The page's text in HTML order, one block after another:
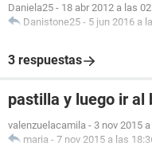
Daniela25 - 18 abr 2012 a las
Danistone25 - 5 jun 2016 a
3 respuestas
pastilla y luego ir al
valenzuelacamila - 3 nov 2015
maria - 7 nov 2015 a las